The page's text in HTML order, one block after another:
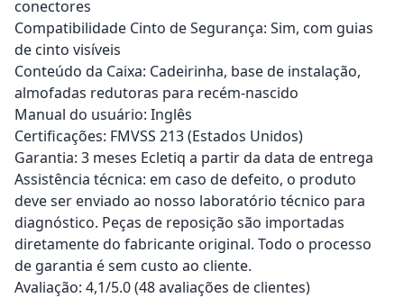
conectores
Compatibilidade Cinto de Segurança: Sim, com guias
de cinto visíveis
Conteúdo da Caixa: Cadeirinha, base de instalação,
almofadas redutoras para recém-nascido
Manual do usuário: Inglês
Certificações: FMVSS 213 (Estados Unidos)
Garantia: 3 meses Ecletiq a partir da data de entrega
Assistência técnica: em caso de defeito, o produto
deve ser enviado ao nosso laboratório técnico para
diagnóstico. Peças de reposição são importadas
diretamente do fabricante original. Todo o processo
de garantia é sem custo ao cliente.
Avaliação: 4,1/5.0 (48 avaliações de clientes)